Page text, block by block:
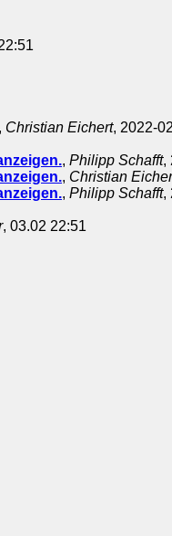
, Christian Eichert, 2022-
, Philipp Schafft,
, Christian
, Philipp Schafft,
, 03.02 22:51